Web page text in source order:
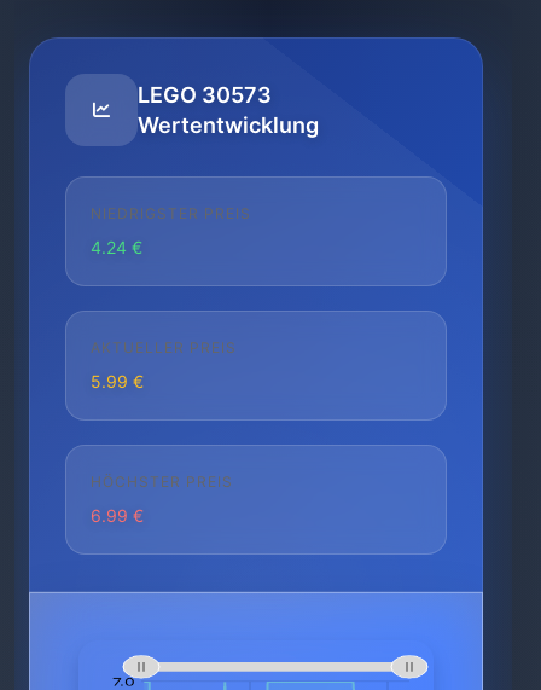
LEGO 30573
Wertentwicklung
NIEDRIGSTER PREIS
4.24 €
AKTUELLER PREIS
5.99 €
HÖCHSTER PREIS
6.99 €